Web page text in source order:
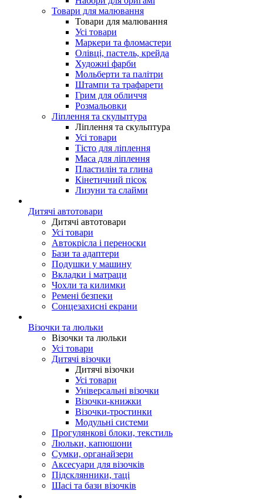
Товари для малювання
Товари для малювання
Усі товари
Маркери та фломастери
Олівці, пастель, крейда
Художні фарби
Мольберти та палітри
Штампи та трафарети
Грим для обличчя
Розмальовки
Ліплення та скульптура
Ліплення та скульптура
Усі товари
Тісто для ліплення
Маса для ліплення
Пластилін та глина
Кінетичний пісок
Лизуни та слайми
Дитячі автотовари
Дитячі автотовари
Усі товари
Автокрісла і переноски
Бази та адаптери
Подушки у машину
Вкладки і матраци
Чохли та килимки
Ремені безпеки
Сонцезахисні екрани
Візочки та люльки
Візочки та люльки
Усі товари
Дитячі візочки
Дитячі візочки
Усі товари
Універсальні візочки
Візочки-книжки
Візочки-тростинки
Модульні системи
Прогулянкові блоки, текстиль
Люльки, капюшони
Сумки, органайзери
Аксесуари для візочків
Підсклянники, таці
Шасі та бази візочків